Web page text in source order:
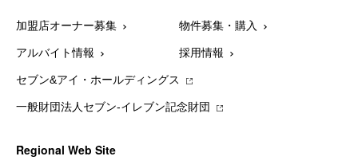
加盟店オーナー募集 物件募集・購入
アルバイト情報 採用情報
セブン&アイ・ホールディングス
一般財団法人セブン-イレブン記念財団
Regional Web Site